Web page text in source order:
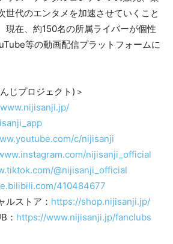
世代のエンタメを加速させていくこと
現在、約150名の所属ライバーが個性
等の動画配信プラットフォームに
じプロジェクト)＞
c/nijisanji
nijisanji_official
@nijisanji_official
410484677
ルストア： https://shop.nijisanji.jp/
： https://www.nijisanji.jp/fanclubs